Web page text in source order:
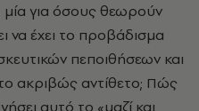
για όσους θεωρούν
να έχει το προβάδισμα
πεποιθήσεων και
ακριβώς αντίθετο; Πώς
αυτό το «μαζί και